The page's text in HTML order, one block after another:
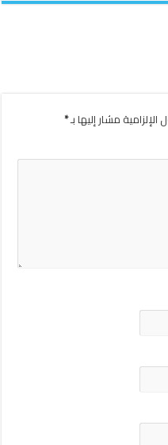
الإلزامية مشار إليها بـ*